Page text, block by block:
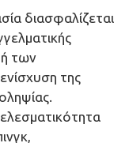
διασφαλίζεται
των
της